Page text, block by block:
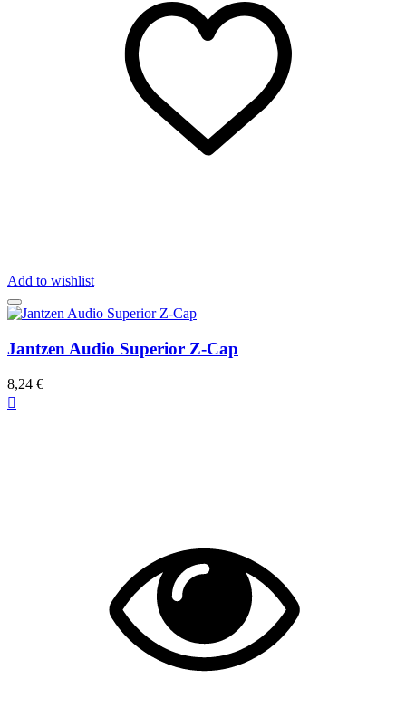
Add to wishlist
Jantzen Audio Superior Z-Cap
8,24 €
